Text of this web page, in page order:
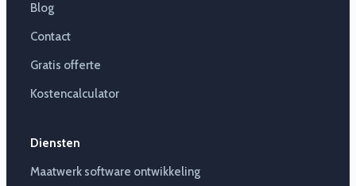
Blog
Contact
Gratis offerte
Kostencalculator
Diensten
Maatwerk software ontwikkeling